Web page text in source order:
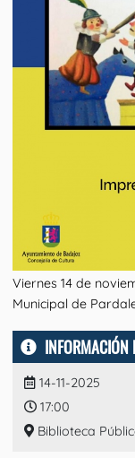
Viernes 14 de
Municipal de
INFORMACIÓN
14-11-2025
17:00
Biblioteca